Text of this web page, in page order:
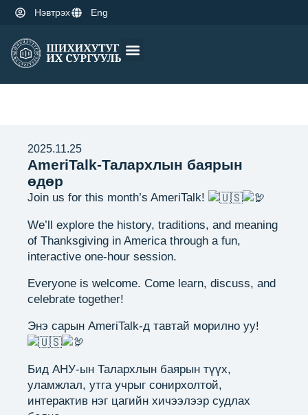
Нэвтрэх Eng
2025.11.25
AmeriTalk-Талархлын баярын
өдөр
Join us for this month’s AmeriTalk!
We’ll explore the history, traditions, and meaning
of Thanksgiving in America through a fun,
interactive one-hour session.
Everyone is welcome. Come learn, discuss, and
celebrate together!
Энэ сарын AmeriTalk-д тавтай морилно уу!
Бид АНУ-ын Талархлын баярын түүх,
уламжлал, утга учрыг сонирхолтой,
интерактив нэг цагийн хичээлээр судлах